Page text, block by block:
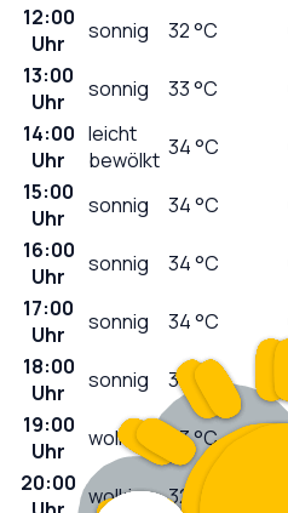
12:00
Uhr
sonnig 32°C
13:00
Uhr
sonnig 33°C
14:00
Uhr
leicht
bewölkt 34°C
15:00
Uhr
sonnig 34°C
16:00
Uhr
sonnig 34°C
17:00
Uhr
sonnig 34°C
18:00
Uhr
sonnig 34 °C
19:00
Uhr
wolkig 33°C
20:00 wolkig 32 °C